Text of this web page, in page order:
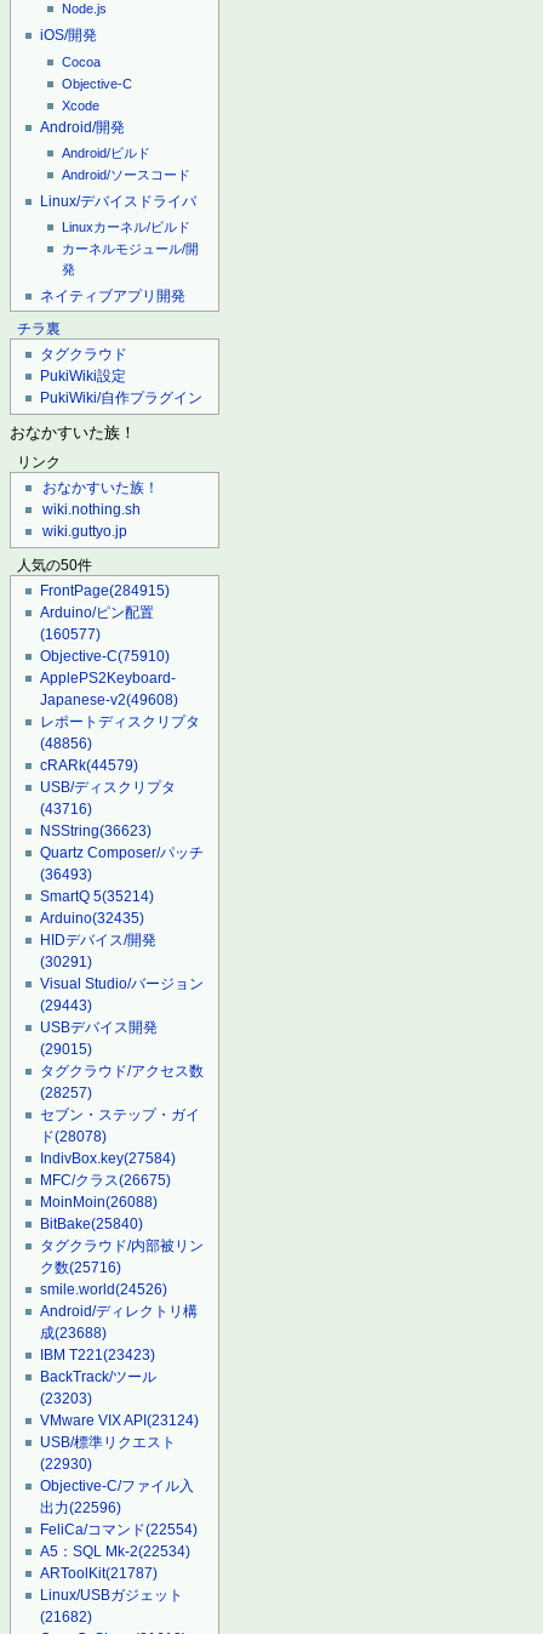
Node.js
iOS/開発
Cocoa
Objective-C
Xcode
Android/開発
Android/ビルド
Android/ソースコード
Linux/デバイスドライバ
Linuxカーネル/ビルド
カーネルモジュール/開
発
ネイティブアプリ開発
チラ裏
タグクラウド
PukiWiki設定
PukiWiki/自作プラグイン
おなかすいた族！
リンク
おなかすいた族！
wiki.nothing.sh
wiki.guttyo.jp
人気の50件
FrontPage(284915)
Arduino/ピン配置
(160577)
Objective-C(75910)
ApplePS2Keyboard-
Japanese-v2(49608)
レポートディスクリプタ
(48856)
cRARk(44579)
USB/ディスクリプタ
(43716)
NSString(36623)
Quartz Composer/パッチ
(36493)
SmartQ 5(35214)
Arduino(32435)
HIDデバイス/開発
(30291)
Visual Studio/バージョン
(29443)
USBデバイス開発
(29015)
タグクラウド/アクセス数
(28257)
セブン・ステップ・ガイ
ド(28078)
IndivBox.key(27584)
MFC/クラス(26675)
MoinMoin(26088)
BitBake(25840)
タグクラウド/内部被リン
ク数(25716)
smile.world(24526)
Android/ディレクトリ構
成(23688)
IBM T221(23423)
BackTrack/ツール
(23203)
VMware VIX API(23124)
USB/標準リクエスト
(22930)
Objective-C/ファイル入
出力(22596)
FeliCa/コマンド(22554)
A5：SQL Mk-2(22534)
ARToolKit(21787)
Linux/USBガジェット
(21682)